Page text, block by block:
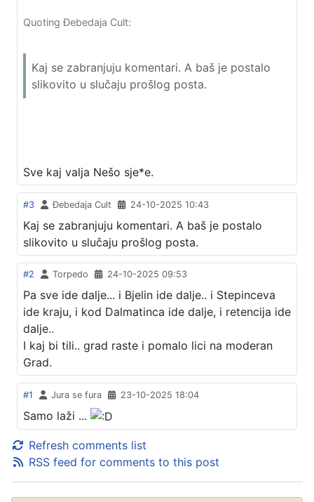
Quoting Đebedaja Cult:
Kaj se zabranjuju komentari. A baš je postalo
slikovito u slučaju prošlog posta.
Sve kaj valja Nešo sje*e.
#3 Đebedaja Cult 24-10-2025 10:43
Kaj se zabranjuju komentari. A baš je postalo
slikovito u slučaju prošlog posta.
#2 Torpedo 24-10-2025 09:53
Pa sve ide dalje... i Bjelin ide dalje.. i Stepinceva
ide kraju, i kod Dalmatinca ide dalje, i retencija ide
dalje..
I kaj bi tili.. grad raste i pomalo lici na moderan
Grad.
#1 Jura se fura 23-10-2025 18:04
Samo laži ...
Refresh comments list
RSS feed for comments to this post